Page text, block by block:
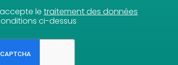
le traitement des données
ci-dessus